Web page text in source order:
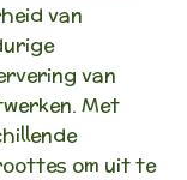
van
van
Met
om uit te